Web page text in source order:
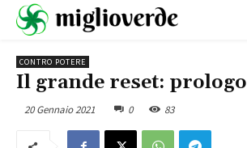
CONTRO POTERE
Il grande reset: prologo
20 Gennaio 2021 0 83